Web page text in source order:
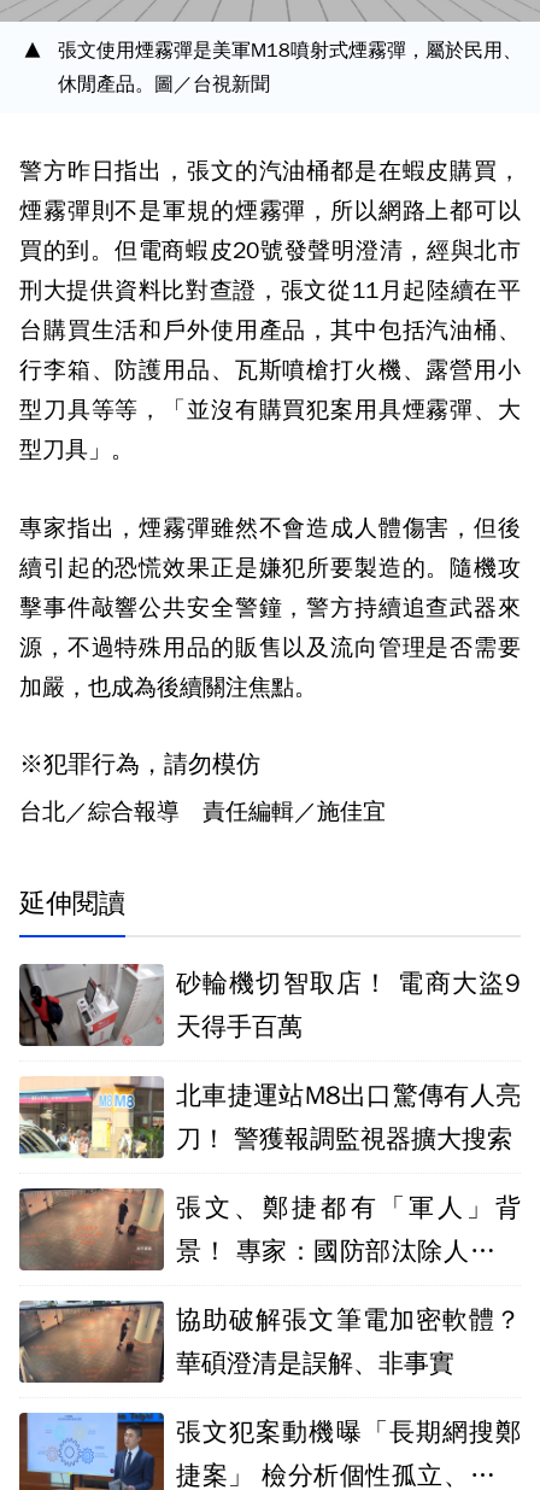
張文使用煙霧彈是美軍M18噴射式煙霧彈，屬於民用、
休閒產品。圖／台視新聞
警方昨日指出，張文的汽油桶都是在蝦皮購買，
煙霧彈則不是軍規的煙霧彈，所以網路上都可以
買的到。但電商蝦皮20號發聲明澄清，經與北市
刑大提供資料比對查證，張文從11月起陸續在平
台購買生活和戶外使用產品，其中包括汽油桶、
行李箱、防護用品、瓦斯噴槍打火機、露營用小
型刀具等等，「並沒有購買犯案用具煙霧彈、大
型刀具」。
專家指出，煙霧彈雖然不會造成人體傷害，但後
續引起的恐慌效果正是嫌犯所要製造的。隨機攻
擊事件敲響公共安全警鐘，警方持續追查武器來
源，不過特殊用品的販售以及流向管理是否需要
加嚴，也成為後續關注焦點。
※犯罪行為，請勿模仿
台北／綜合報導 責任編輯／施佳宜
延伸閱讀
砂輪機切智取店！ 電商大盜9
天得手百萬
北車捷運站M8出口驚傳有人亮
刀！ 警獲報調監視器擴大搜索
張文、鄭捷都有「軍人」背
景！ 專家：國防部汰除人員追
協助破解張文筆電加密軟體？
華碩澄清是誤解、非事實
張文犯案動機曝「長期網搜鄭
捷案」 檢分析個性孤立、具反